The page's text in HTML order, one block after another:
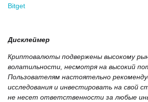
Bitget
Дисклеймер
Криптовалюты подвержены высокому
волатильности, несмотря на высокий
Пользователям настоятельно
исследования и инвестировать на свой
не несет ответственности за любые